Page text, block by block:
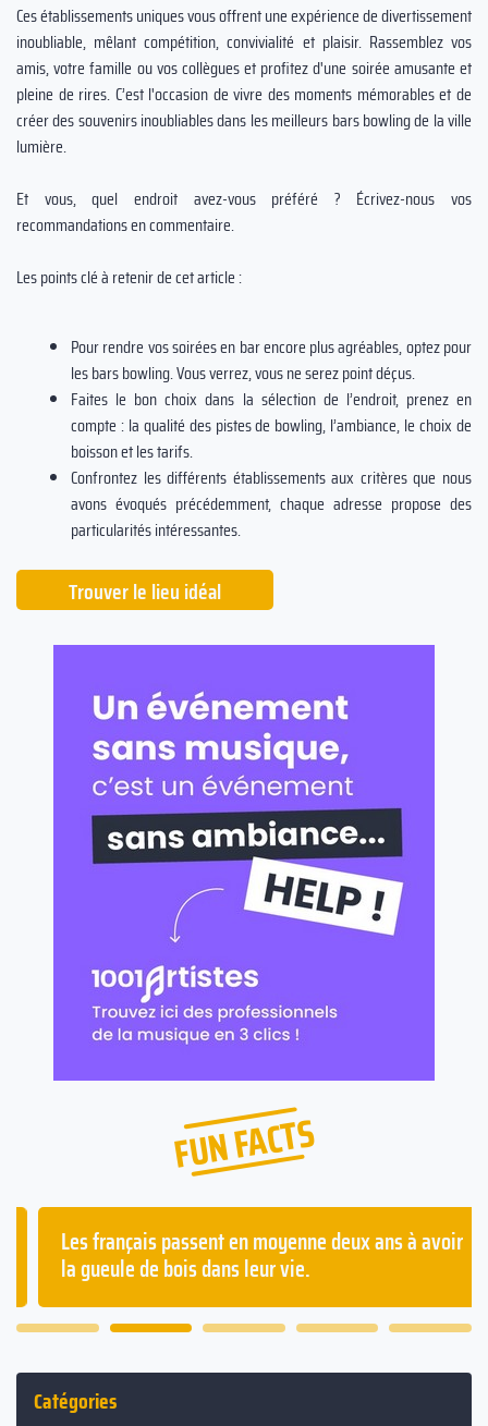
Ces établissements uniques vous offrent une expérience de divertissement
inoubliable, mêlant compétition, convivialité et plaisir. Rassemblez vos
amis, votre famille ou vos collègues et profitez d'une soirée amusante et
pleine de rires. C’est l'occasion de vivre des moments mémorables et de
créer des souvenirs inoubliables dans les meilleurs bars bowling de la ville
lumière.
Et vous, quel endroit avez-vous préféré ? Écrivez-nous vos
recommandations en commentaire.
Les points clé à retenir de cet article :
Pour rendre vos soirées en bar encore plus agréables, optez pour
les bars bowling. Vous verrez, vous ne serez point déçus.
Faites le bon choix dans la sélection de l’endroit, prenez en
compte : la qualité des pistes de bowling, l’ambiance, le choix de
boisson et les tarifs.
Confrontez les différents établissements aux critères que nous
avons évoqués précédemment, chaque adresse propose des
particularités intéressantes.
Trouver le lieu idéal
FUN FACTS
Les français passent en moyenne deux ans à avoir
la gueule de bois dans leur vie.
Catégories